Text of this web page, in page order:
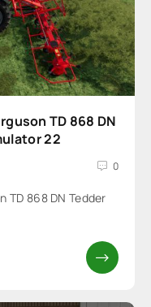
TD 868 DN
22
0
TD 868 DN Tedder